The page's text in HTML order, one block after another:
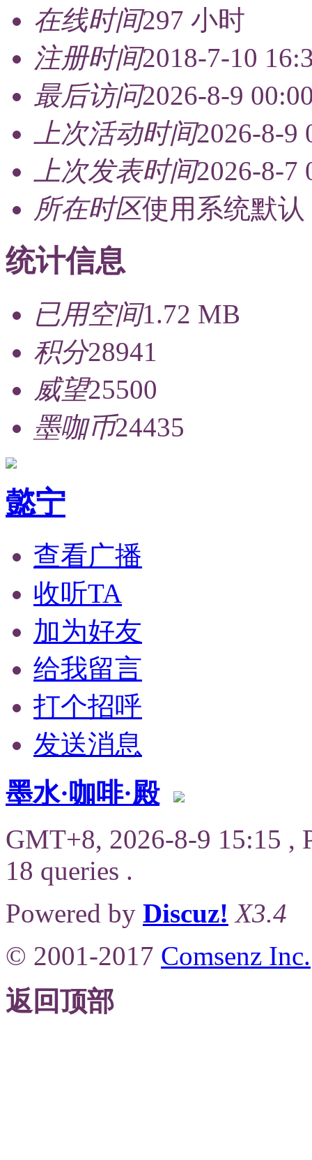
在线时间297 小时
注册时间2018-7-10
最后访问2026-8-9
上次活动时间2026-8-9
上次发表时间2026-8-7
所在时区使用系统默认
统计信息
已用空间1.72 MB
积分28941
威望25500
墨咖币24435
懿宁
查看广播
收听TA
加为好友
给我留言
打个招呼
发送消息
墨水·咖啡·殿
GMT+8, 2026-8-9 15:15 ,
18 queries .
Powered by Discuz! X3.4
© 2001-2017 Comsenz Inc.
返回顶部